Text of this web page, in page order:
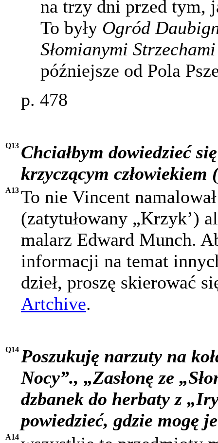
na trzy dni przed tym,
To były Ogród
Słomianymi Strzechami
późniejsze od Pola
p. 478
Q13 Chciałbym dowiedzieć
krzyczącym
A13 To nie Vincent
(zatytułowany „Krzyk’)
malarz Edward Munch.
informacji na temat
dzieł, proszę skierować
Artchive.
Q14 Poszukuję narzuty na
Nocy”., „Zasłonę ze
dzbanek do herbaty z
powiedzieć, gdzie mogę
A14